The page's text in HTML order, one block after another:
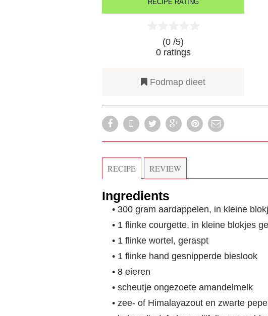
RECIPE RATING
(0 /5)
0 ratings
Fodmap dieet
RECIPE REVIEW
Ingredients
• 300 gram aardappelen, in kleine
• 1 flinke courgette, in kleine blokjes
• 1 flinke wortel, geraspt
• 1 flinke hand gesnipperde bieslook
• 8 eieren
• scheutje ongezoete amandelmelk
• zee- of Himalayazout en zwarte